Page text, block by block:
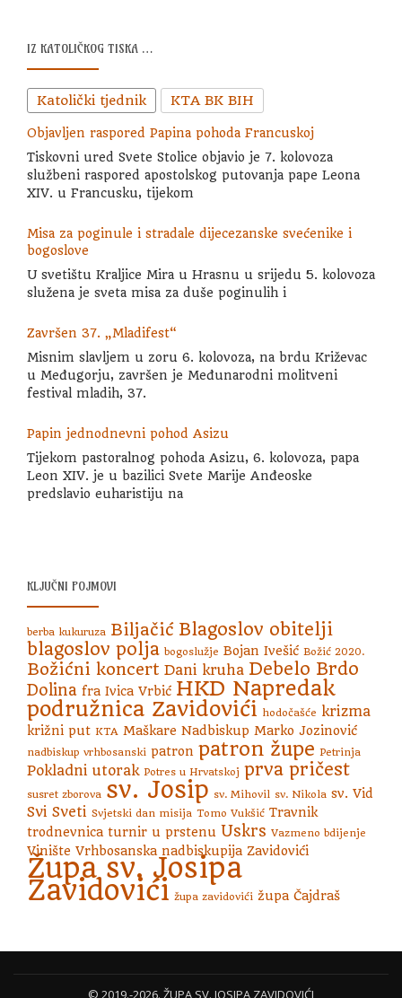
IZ KATOLIČKOG TISKA …
Katolički tjednik KTA BK BIH
Objavljen raspored Papina pohoda Francuskoj
Tiskovni ured Svete Stolice objavio je 7. kolovoza
službeni raspored apostolskog putovanja pape Leona
XIV. u Francusku, tijekom
Misa za poginule i stradale dijecezanske svećenike i
bogoslove
U svetištu Kraljice Mira u Hrasnu u srijedu 5. kolovoza
služena je sveta misa za duše poginulih i
Završen 37. „Mladifest“
Misnim slavljem u zoru 6. kolovoza, na brdu Križevac
u Međugorju, završen je Međunarodni molitveni
festival mladih, 37.
Papin jednodnevni pohod Asizu
Tijekom pastoralnog pohoda Asizu, 6. kolovoza, papa
Leon XIV. je u bazilici Svete Marije Anđeoske
predslavio euharistiju na
KLJUČNI POJMOVI
berba kukuruza Biljačić Blagoslov obitelji
blagoslov polja bogoslužje Bojan Ivešić Božić 2020.
Božićni koncert Dani kruha Debelo Brdo
Dolina fra Ivica Vrbić HKD Napredak
podružnica Zavidovići hodočašće krizma
križni put KTA Maškare Nadbiskup Marko Jozinović
nadbiskup vrhbosanski patron patron župe Petrinja
Pokladni utorak Potres u Hrvatskoj prva pričest
susret zborova sv. Josip sv. Mihovil sv. Nikola sv. Vid
Svi Sveti Svjetski dan misija Tomo Vukšić Travnik
trodnevnica turnir u prstenu Uskrs Vazmeno bdijenje
Vinište Vrhbosanska nadbiskupija Zavidovići
Župa sv. Josipa
Zavidovići župa zavidovići župa Čajdraš
© 2019.-2026. ŽUPA SV. JOSIPA ZAVIDOVIĆI